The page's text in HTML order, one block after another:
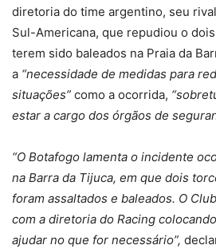
diretoria do time argentino, seu
Sul-Americana, que repudiou o
terem sido baleados na Praia da
a “necessidade de medidas para
situações” como a ocorrida,
estar a cargo dos órgãos de
“O Botafogo lamenta o incidente
na Barra da Tijuca, em que dois
foram assaltados e baleados. O
com a diretoria do Racing
ajudar no que for necessário”,